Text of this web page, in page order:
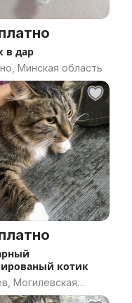
в дар
Минская область
котик
Могилевская